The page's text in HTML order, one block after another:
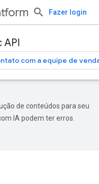
Fazer login
API
com a equipe de
de conteúdos para seu
IA podem ter erros.